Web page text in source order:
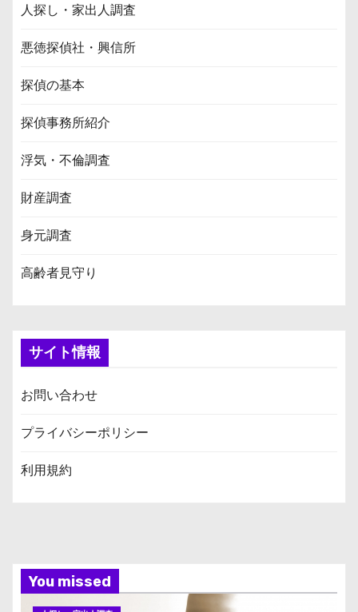
人探し・家出人調査
悪徳探偵社・興信所
探偵の基本
探偵事務所紹介
浮気・不倫調査
財産調査
身元調査
高齢者見守り
サイト情報
お問い合わせ
プライバシーポリシー
利用規約
You missed